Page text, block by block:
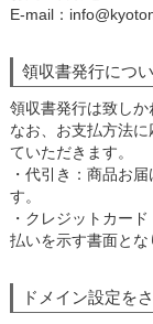
E-mail：
領収書発行につ
領収書発行は致しか
なお、お支払方法
ていただきます。
・代引き：商品お
す。
・クレジットカー
払いを示す書面とな
ドメイン設定を